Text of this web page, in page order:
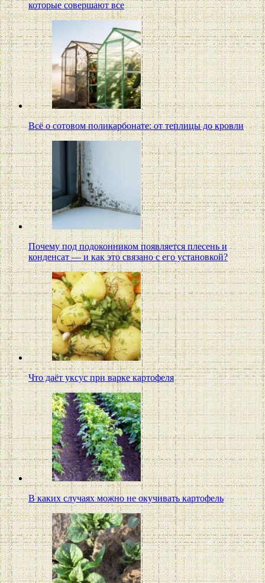
которые совершают все
Всё о сотовом поликарбонате: от теплицы до кровли
Почему под подоконником появляется плесень и
конденсат — и как это связано с его установкой?
Что даёт уксус при варке картофеля
В каких случаях можно не окучивать картофель